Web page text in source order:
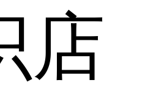
店